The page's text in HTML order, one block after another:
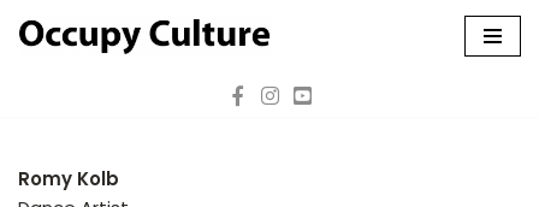
Romy Kolb